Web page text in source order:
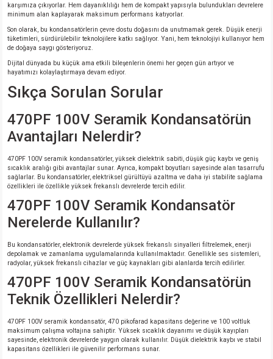
karşımıza çıkıyorlar. Hem dayanıklılığı hem de kompakt yapısıyla bulundukları devrelere
minimum alan kaplayarak maksimum performans katıyorlar.
Son olarak, bu kondansatörlerin çevre dostu doğasını da unutmamak gerek. Düşük enerji
tüketimleri, sürdürülebilir teknolojilere katkı sağlıyor. Yani, hem teknolojiyi kullanıyor hem
de doğaya saygı gösteriyoruz.
Dijital dünyada bu küçük ama etkili bileşenlerin önemi her geçen gün artıyor ve
hayatımızı kolaylaştırmaya devam ediyor.
Sıkça Sorulan Sorular
470PF 100V Seramik Kondansatörün
Avantajları Nelerdir?
470PF 100V seramik kondansatörler, yüksek dielektrik sabiti, düşük güç kaybı ve geniş
sıcaklık aralığı gibi avantajlar sunar. Ayrıca, kompakt boyutları sayesinde alan tasarrufu
sağlarlar. Bu kondansatörler, elektriksel gürültüyü azaltma ve daha iyi stabilite sağlama
özellikleri ile özellikle yüksek frekanslı devrelerde tercih edilir.
470PF 100V Seramik Kondansatör
Nerelerde Kullanılır?
Bu kondansatörler, elektronik devrelerde yüksek frekanslı sinyalleri filtrelemek, enerji
depolamak ve zamanlama uygulamalarında kullanılmaktadır. Genellikle ses sistemleri,
radyolar, yüksek frekanslı cihazlar ve güç kaynakları gibi alanlarda tercih edilirler.
470PF 100V Seramik Kondansatörün
Teknik Özellikleri Nelerdir?
470PF 100V seramik kondansatör, 470 pikofarad kapasitans değerine ve 100 voltluk
maksimum çalışma voltajına sahiptir. Yüksek sıcaklık dayanımı ve düşük kayıpları
sayesinde, elektronik devrelerde yaygın olarak kullanılır. Düşük dielektrik kaybı ve stabil
kapasitans özellikleri ile güvenilir performans sunar.